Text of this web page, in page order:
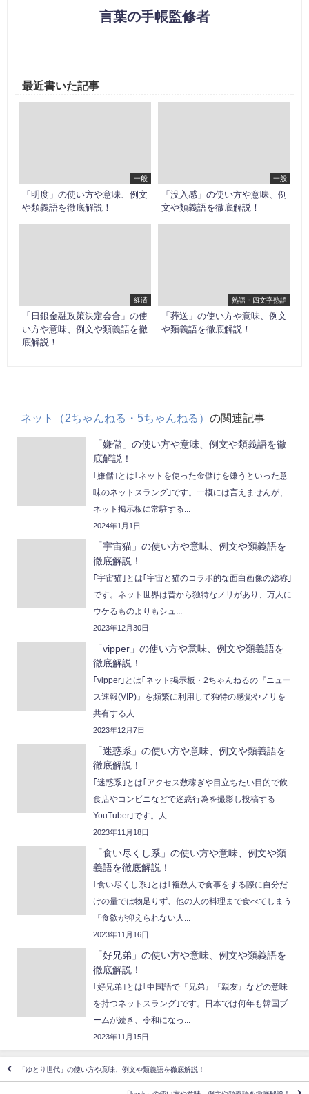
言葉の手帳監修者
最近書いた記事
一般
「明度」の使い方や意味、例文
や類義語を徹底解説！
一般
「没入感」の使い方や意味、例
文や類義語を徹底解説！
経済
「日銀金融政策決定会合」の使
い方や意味、例文や類義語を徹
底解説！
熟語・四文字熟語
「葬送」の使い方や意味、例文
や類義語を徹底解説！
ネット（2ちゃんねる・5ちゃんねる） の関連記事
「嫌儲」の使い方や意味、例文や類義語を徹
底解説！
｢嫌儲｣とは｢ネットを使った金儲けを嫌うといった意
味のネットスラング｣です。一概には言えませんが、
ネット掲示板に常駐する...
2024年1月1日
「宇宙猫」の使い方や意味、例文や類義語を
徹底解説！
｢宇宙猫｣とは｢宇宙と猫のコラボ的な面白画像の総称｣
です。ネット世界は昔から独特なノリがあり、万人に
ウケるものよりもシュ...
2023年12月30日
「vipper」の使い方や意味、例文や類義語を
徹底解説！
｢vipper｣とは｢ネット掲示板・2ちゃんねるの『ニュー
ス速報(VIP)』を頻繁に利用して独特の感覚やノリを
共有する人...
2023年12月7日
「迷惑系」の使い方や意味、例文や類義語を
徹底解説！
｢迷惑系｣とは｢アクセス数稼ぎや目立ちたい目的で飲
食店やコンビニなどで迷惑行為を撮影し投稿する
YouTuber｣です。人...
2023年11月18日
「食い尽くし系」の使い方や意味、例文や類
義語を徹底解説！
｢食い尽くし系｣とは｢複数人で食事をする際に自分だ
けの量では物足りず、他の人の料理まで食べてしまう
『食欲が抑えられない人...
2023年11月16日
「好兄弟」の使い方や意味、例文や類義語を
徹底解説！
｢好兄弟｣とは｢中国語で『兄弟』『親友』などの意味
を持つネットスラング｣です。日本では何年も韓国ブ
ームが続き、令和になっ...
2023年11月15日
「ゆとり世代」の使い方や意味、例文や類義語を徹底解説！